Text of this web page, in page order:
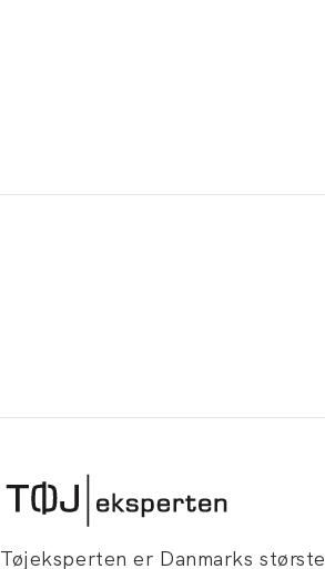
Tøjeksperten er Danmarks største